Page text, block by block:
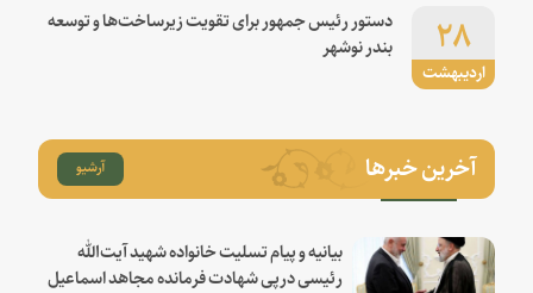
اردیبهشت
۲۸
دستور رئیس جمهور برای تقویت زیرساخت‌ها و توسعه
بندر نوشهر
آخرین خبرها آرشیو
بیانیه و پیام تسلیت خانواده شهید آیت‌الله
رئیسی درپی شهادت فرمانده مجاهد اسماعیل